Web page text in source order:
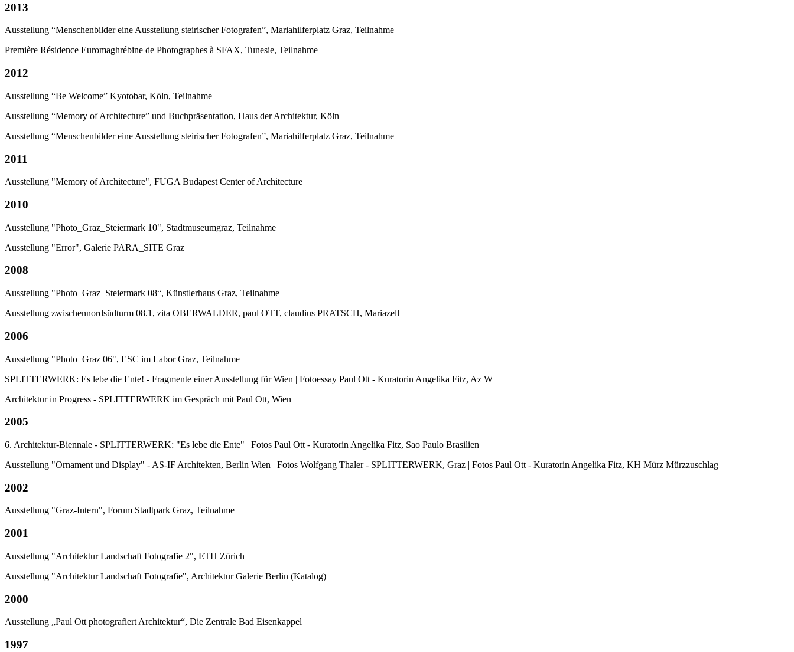
2013
Ausstellung “Menschenbilder eine Ausstellung steirischer Fotografen”, Mariahilferplatz Graz, Teilnahme
Première Résidence Euromaghrébine de Photographes à SFAX, Tunesie, Teilnahme
2012
Ausstellung “Be Welcome” Kyotobar, Köln, Teilnahme
Ausstellung “Memory of Architecture” und Buchpräsentation, Haus der Architektur, Köln
Ausstellung “Menschenbilder eine Ausstellung steirischer Fotografen”, Mariahilferplatz Graz, Teilnahme
2011
Ausstellung "Memory of Architecture", FUGA Budapest Center of Architecture
2010
Ausstellung "Photo_Graz_Steiermark 10", Stadtmuseumgraz, Teilnahme
Ausstellung "Error", Galerie PARA_SITE Graz
2008
Ausstellung "Photo_Graz_Steiermark 08“, Künstlerhaus Graz, Teilnahme
Ausstellung zwischennordsüdturm 08.1, zita OBERWALDER, paul OTT, claudius PRATSCH, Mariazell
2006
Ausstellung "Photo_Graz 06", ESC im Labor Graz, Teilnahme
SPLITTERWERK: Es lebe die Ente! - Fragmente einer Ausstellung für Wien | Fotoessay Paul Ott - Kuratorin Angelika Fitz, Az W
Architektur in Progress - SPLITTERWERK im Gespräch mit Paul Ott, Wien
2005
6. Architektur-Biennale - SPLITTERWERK: "Es lebe die Ente" | Fotos Paul Ott - Kuratorin Angelika Fitz, Sao Paulo Brasilien
Ausstellung "Ornament und Display" - AS-IF Architekten, Berlin Wien | Fotos Wolfgang Thaler - SPLITTERWERK, Graz | Fotos Paul Ott - Kuratorin Angelika Fitz, KH Mürz Mürzzuschlag
2002
Ausstellung "Graz-Intern", Forum Stadtpark Graz, Teilnahme
2001
Ausstellung "Architektur Landschaft Fotografie 2", ETH Zürich
Ausstellung "Architektur Landschaft Fotografie", Architektur Galerie Berlin (Katalog)
2000
Ausstellung „Paul Ott photografiert Architektur“, Die Zentrale Bad Eisenkappel
1997